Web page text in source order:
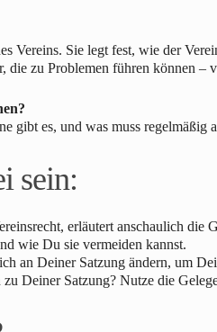
Vereins. Sie legt fest, wie der
die zu Problemen führen können
gibt es, und was muss
sein:
erläutert anschaulich die
wie Du sie vermeiden kannst.
an Deiner Satzung ändern, um
Deiner Satzung? Nutze die